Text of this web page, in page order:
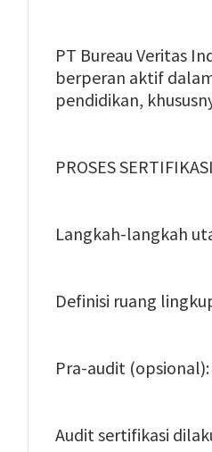
PT Bureau Veritas
berperan aktif
pendidikan,
PROSES
Langkah-langkah
Definisi ruang
Pra-audit
Audit sertifikasi